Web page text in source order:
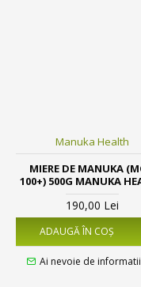
Manuka Health
MIERE DE MANUKA
100+) 500G MANUKA
190,00 Lei
ADAUGĂ ÎN COŞ
Ai nevoie de